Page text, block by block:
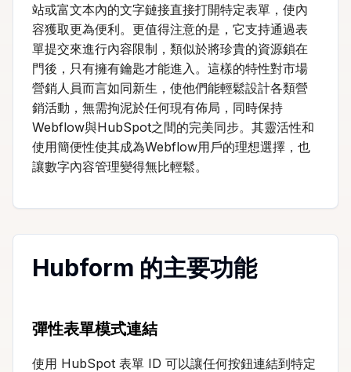
站或富文本內的文字鏈接直接打開特定表單，使內
容獲取更為便利。更值得注意的是，它支持通過表
單提交來進行內容限制，類似於將珍貴的資源鎖在
門後，只有擁有鑰匙才能進入。這樣的特性對市場
營銷人員而言如同新生，使他們能輕鬆設計各類營
銷活動，無需拘泥於任何現有佈局，同時保持
Webflow與HubSpot之間的完美同步。其靈活性和
使用簡便性使其成為Webflow用戶的理想選擇，也
讓數字內容管理變得無比輕鬆。
Hubform 的主要功能
彈性表單模式連結
使用 HubSpot 表單 ID 可以讓任何按鈕連結到特定